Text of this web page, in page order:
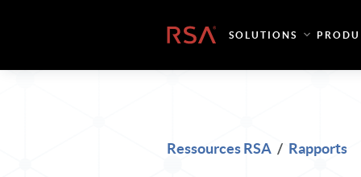
Accueil SOLUTIONS
Ressources RSA / Rapports